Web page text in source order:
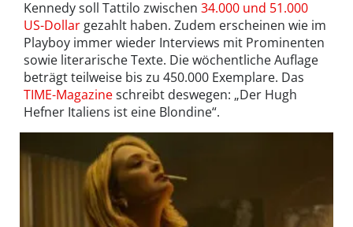
Kennedy soll Tattilo zwischen 34.000 und 51.000
US-Dollar gezahlt haben. Zudem erscheinen wie im
Playboy immer wieder Interviews mit Prominenten
sowie literarische Texte. Die wöchentliche Auflage
beträgt teilweise bis zu 450.000 Exemplare. Das
TIME-Magazineschreibt deswegen: „Der Hugh
Hefner Italiens ist eine Blondine“.